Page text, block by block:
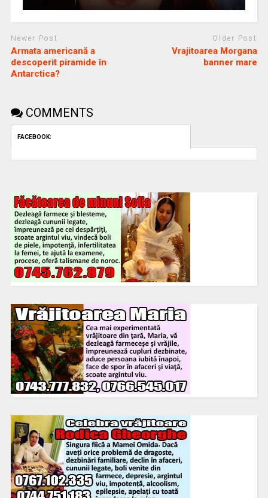
Newer Post
Armata americană a
descoperit piramide în
Antarctica?
Older Post
Vrajitoarea Morgana
banner mare
COMMENTS
FACEBOOK: